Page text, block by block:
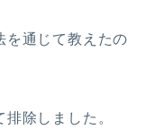
を通じて教えたの
除しました。